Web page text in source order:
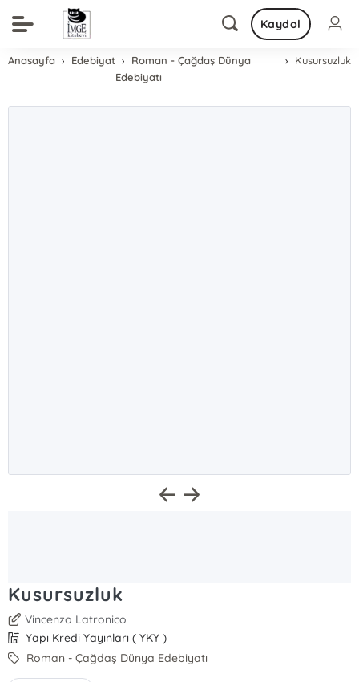
Kaydol
Anasayfa Edebiyat
Roman - Çağdaş Dünya
Edebiyatı
Kusursuzluk
Kusursuzluk
Vincenzo Latronico
Yapı Kredi Yayınları ( YKY )
Roman - Çağdaş Dünya Edebiyatı